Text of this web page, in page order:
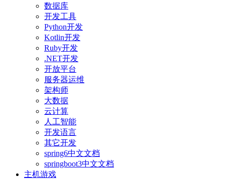
数据库
开发工具
Python开发
Kotlin开发
Ruby开发
.NET开发
开放平台
服务器运维
架构师
大数据
云计算
人工智能
开发语言
其它开发
spring6中文文档
springboot3中文文档
主机游戏